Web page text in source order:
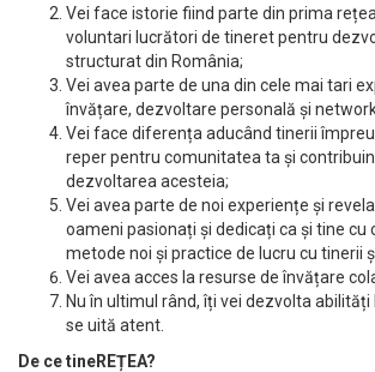
Vei face istorie fiind parte din prima
voluntari lucrători de tineret pentru
structurat din România;
Vei avea parte de una din cele mai tari
învățare, dezvoltare personală și
Vei face diferența aducând tinerii
reper pentru comunitatea ta și
dezvoltarea acesteia;
Vei avea parte de noi experiențe și
oameni pasionați și dedicați ca și tine cu
metode noi și practice de lucru cu tinerii
Vei avea acces la resurse de învățare
Nu în ultimul rând, îți vei dezvolta
se uită atent.
De ce tineREȚEA?